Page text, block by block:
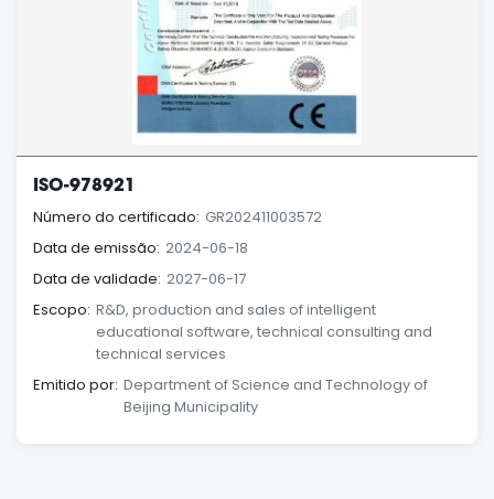
ISO-978921
Número do certificado: GR202411003572
Data de emissão: 2024-06-18
Data de validade: 2027-06-17
Escopo: R&D, production and sales of intelligent
educational software, technical consulting and
technical services
Emitido por: Department of Science and Technology of
Beijing Municipality